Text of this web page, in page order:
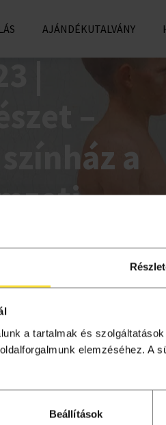
a tartalmak és
elemzéséhez. A
Beállítások
AJÁNDÉKUTALVÁNY
–
a
lezárult. Kattintsonidea
KÖVESS MINKET!